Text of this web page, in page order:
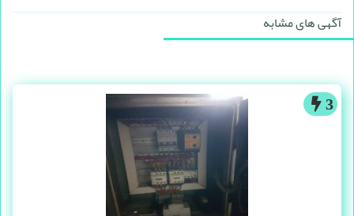
آگهی های مشابه
3